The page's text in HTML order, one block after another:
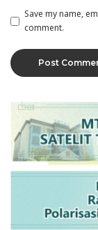
Save my name,
comment.